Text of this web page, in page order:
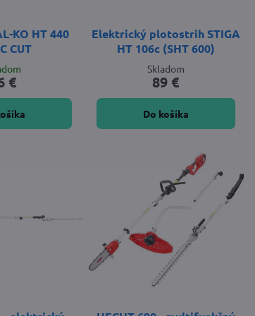
KO HT 440
CUT
€
Elektrický plotostrih STIGA
HT 106c (SHT 600)
Skladom
89 €
Do košíka